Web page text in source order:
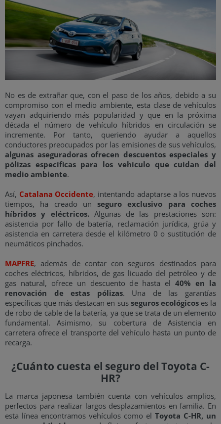
No es de extrañar que, con el paso de los años, debido a su
compromiso con el medio ambiente, esta clase de vehículos
vayan adquiriendo más popularidad y que en la próxima
década el número de vehículo híbridos en circulación se
incremente. Por tanto, queriendo ayudar a aquellos
conductores preocupados por las emisiones de sus vehículos,
algunas aseguradoras ofrecen descuentos especiales y
pólizas específicas para los vehículo que cuidan del
medio ambiente.
Así, Catalana Occidente, intentando adaptarse a los nuevos
tiempos, ha creado unseguro exclusivo para coches
híbridos y eléctricos.Algunas de las prestaciones son:
asistencia por fallo de batería, reclamación jurídica, grúa y
asistencia en carretera desde el kilómetro 0 o sustitución de
neumáticos pinchados.
MAPFRE, además de contar con seguros destinados para
coches eléctricos, híbridos, de gas licuado del petróleo y de
gas natural, ofrece un descuento de hasta el40% en la
renovación de estas pólizas. Una de las garantías
específicas que más destacan en sus seguros ecológicos es la
de robo de cable de la batería, ya que se trata de un elemento
fundamental. Asimismo, su cobertura de Asistencia en
carretera ofrece el transporte del vehículo hasta un punto de
recarga.
¿Cuánto cuesta el seguro del Toyota C-
HR?
La marca japonesa también cuenta con vehículos amplios,
perfectos para realizar largos desplazamientos en familia. En
esta línea encontramos vehículos como el Toyota C-HR, un